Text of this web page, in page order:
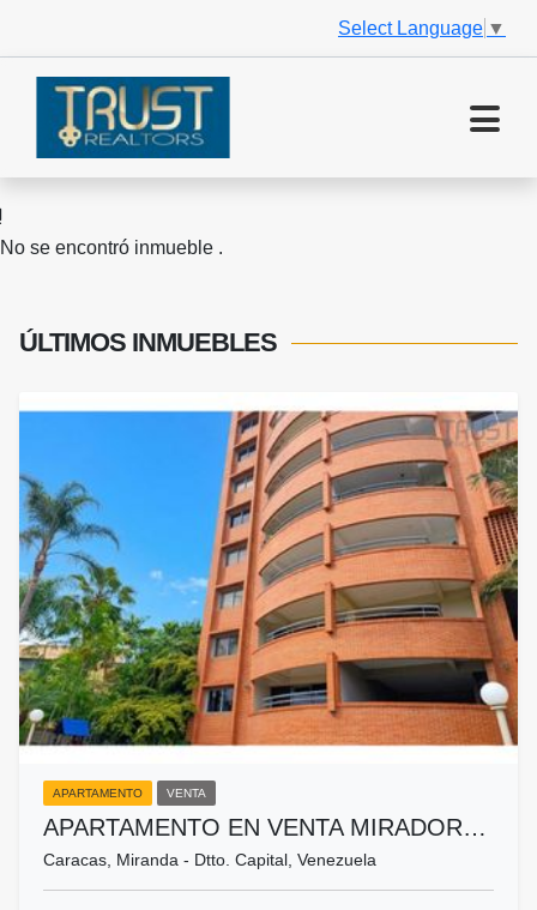
Select Language ▼
No se encontró inmueble .
ÚLTIMOS INMUEBLES
APARTAMENTO VENTA
APARTAMENTO EN VENTA MIRADOR…
Caracas, Miranda - Dtto. Capital, Venezuela